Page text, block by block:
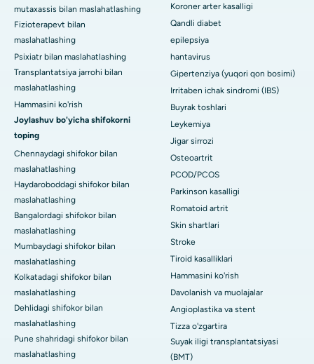
mutaxassis bilan maslahatlashing
Fizioterapevt bilan
maslahatlashing
Psixiatr bilan maslahatlashing
Transplantatsiya jarrohi bilan
maslahatlashing
Hammasini ko'rish
Joylashuv bo'yicha shifokorni
toping
Chennaydagi shifokor bilan
maslahatlashing
Haydaroboddagi shifokor bilan
maslahatlashing
Bangalordagi shifokor bilan
maslahatlashing
Mumbaydagi shifokor bilan
maslahatlashing
Kolkatadagi shifokor bilan
maslahatlashing
Dehlidagi shifokor bilan
maslahatlashing
Pune shahridagi shifokor bilan
maslahatlashing
Koroner arter kasalligi
Qandli diabet
epilepsiya
hantavirus
Gipertenziya (yuqori qon bosimi)
Irritaben ichak sindromi (IBS)
Buyrak toshlari
Leykemiya
Jigar sirrozi
Osteoartrit
PCOD/PCOS
Parkinson kasalligi
Romatoid artrit
Skin shartlari
Stroke
Tiroid kasalliklari
Hammasini ko'rish
Davolanish va muolajalar
Angioplastika va stent
Tizza o'zgartira
Suyak iligi transplantatsiyasi
(BMT)